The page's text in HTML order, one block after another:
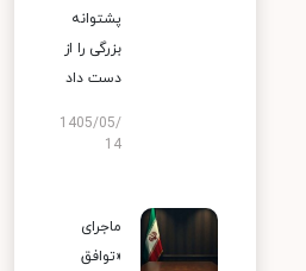
پشتوانه
بزرگی را از
دست داد
1405/05/
14
ماجرای
«توافق